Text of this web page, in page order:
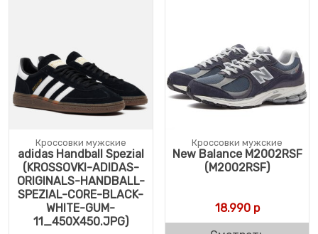
Кроссовки мужские
adidas Handball Spezial
(KROSSOVKI-ADIDAS-
ORIGINALS-HANDBALL-
SPEZIAL-CORE-BLACK-
WHITE-GUM-
11_450X450.JPG)
Кроссовки мужские
New Balance M2002RSF
(M2002RSF)
18.990р